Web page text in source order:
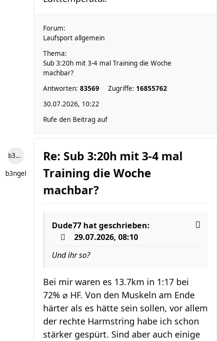
Forum:
Laufsport allgemein
Thema:
Sub 3:20h mit 3-4 mal Training die Woche
machbar?
Antworten: 83569 Zugriffe: 16855762
30.07.2026, 10:22
Rufe den Beitrag auf
b3ngel
b3ngel
Re: Sub 3:20h mit 3-4 mal
Training die Woche
machbar?
Dude77 hat geschrieben:
29.07.2026, 08:10
Und ihr so?
Bei mir waren es 13.7km in 1:17 bei
72% ⌀ HF. Von den Muskeln am Ende
härter als es hätte sein sollen, vor allem
der rechte Harmstring habe ich schon
stärker gespürt. Sind aber auch einige